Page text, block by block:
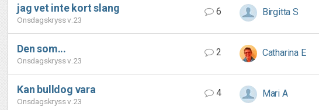
jag vet inte kort slang
Onsdagskryss v.23
6 Birgitta S
Den som...
Onsdagskryss v.23
2 Catharina E
Kan bulldog vara
Onsdagskryss v.23
4 Mari A